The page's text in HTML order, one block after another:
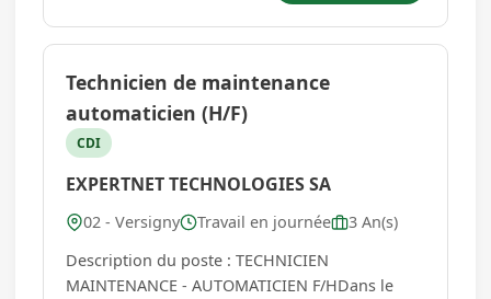
le remplacement du tit...
Technicien de maintenance
automaticien (H/F)
CDI
EXPERTNET TECHNOLOGIES SA
02 - Versigny Travail en journée
3 An(s)
Description du poste : TECHNICIEN
MAINTENANCE - AUTOMATICIEN F/HDans le